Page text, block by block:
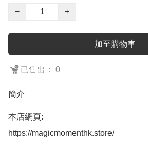
−
+
加至購物車
已售出： 0
簡介
本店網頁:
https://magicmomenthk.store/